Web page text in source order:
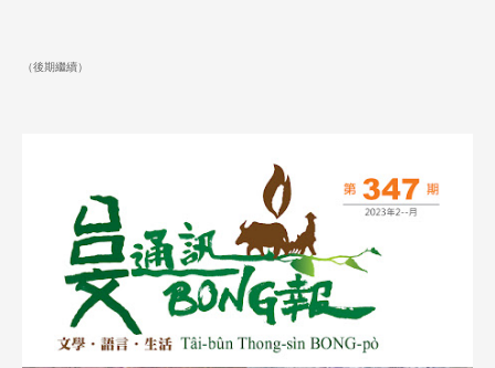
（後期繼續）